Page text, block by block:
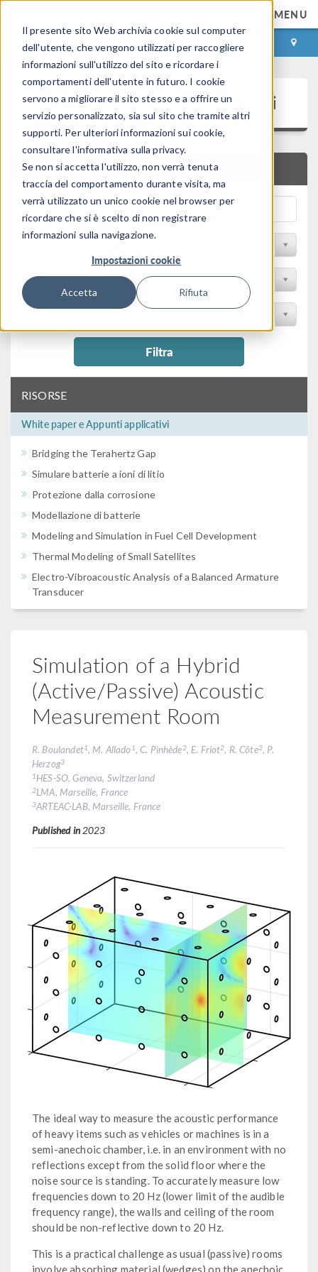
Il presente sito Web archivia cookie sul computer
dell'utente, che vengono utilizzati per raccogliere
informazioni sull'utilizzo del sito e ricordare i
comportamenti dell'utente in futuro. I cookie
servono a migliorare il sito stesso e a offrire un
servizio personalizzato, sia sul sito che tramite altri
supporti. Per ulteriori informazioni sui cookie,
consultare l'informativa sulla privacy.
Se non si accetta l'utilizzo, non verrà tenuta
traccia del comportamento durante visita, ma
verrà utilizzato un unico cookie nel browser per
ricordare che si è scelto di non registrare
informazioni sulla navigazione.
Impostazioni cookie
Accetta Rifiuta
MENU
ACCEDI CONTACT
Presentazioni e Articoli Tecnici
RICERCA RAPIDA
Filter by Industry
Filtra
RISORSE
White paper e Appunti applicativi
Bridging the Terahertz Gap
Simulare batterie a ioni di litio
Protezione dalla corrosione
Modellazione di batterie
Modeling and Simulation in Fuel Cell Development
Thermal Modeling of Small Satellites
Electro-Vibroacoustic Analysis of a Balanced Armature
Transducer
Simulation of a Hybrid
(Active/Passive) Acoustic
Measurement Room
R. Boulandet1, M. Allado 1, C. Pinhède2, E. Friot2, R. Côte2, P.
Herzog3
1HES-SO, Geneva, Switzerland
2LMA, Marseille, France
3ARTEAC-LAB, Marseille, France
Published in 2023
The ideal way to measure the acoustic performance
of heavy items such as vehicles or machines is in a
semi-anechoic chamber, i.e. in an environment with no
reflections except from the solid floor where the
noise source is standing. To accurately measure low
frequencies down to 20 Hz (lower limit of the audible
frequency range), the walls and ceiling of the room
should be non-reflective down to 20 Hz.
This is a practical challenge as usual (passive) rooms
involve absorbing material (wedges) on the anechoic